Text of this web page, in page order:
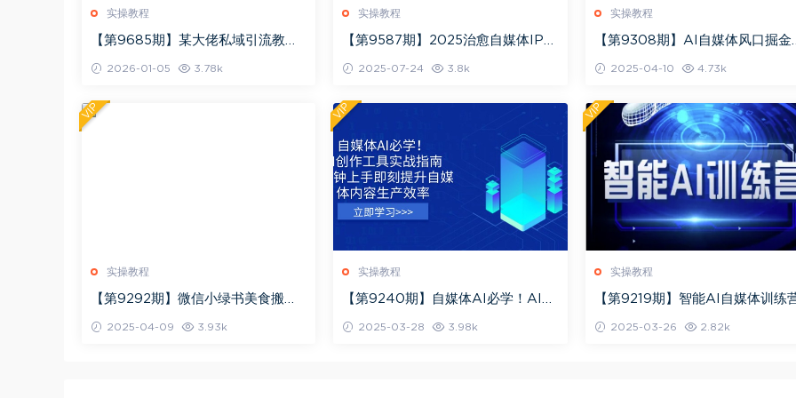
实操教程
【第9685期】某大佬私域引流教
书微信QQ等），思路+流程+话术
2026-01-05 3.78k
实操教程
【第9587期】2025治愈自媒体IP训
2025-07-24 3.8k
实操教程
【第9308期】AI自媒体风口掘金
2025-04-10 4.73k
实操教程
【第9292期】微信小绿书美食搬
2025-04-09 3.93k
VIP
实操教程
【第9240期】自媒体AI必学！AI创
升自媒体内容生产效率
2025-03-28 3.98k
VIP
实操教程
【第9219期】智能AI自媒体训练
2025-03-26 2.82k
VIP